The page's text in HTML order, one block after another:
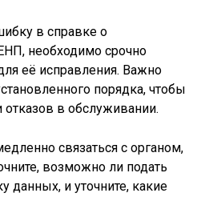
в справке о
необходимо срочно
её исправления. Важно
порядка, чтобы
в обслуживании.
связаться с органом,
возможно ли подать
данных, и уточните, какие